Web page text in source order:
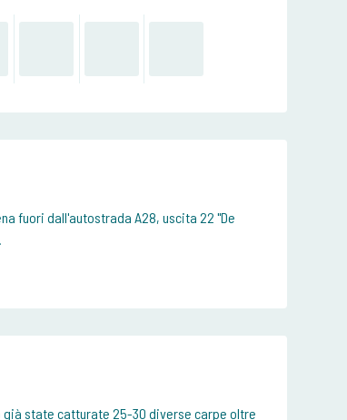
fuori dall'autostrada A28, uscita 22 "De
state catturate 25-30 diverse carpe oltre